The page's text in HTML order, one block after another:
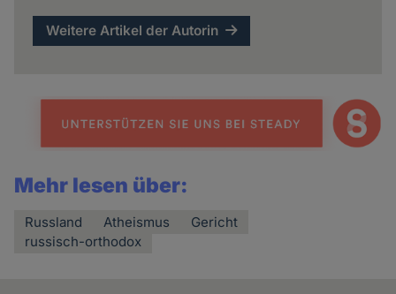
Weitere Artikel der Autorin
Mehr lesen über:
Russland Atheismus
Gericht
russisch-orthodox